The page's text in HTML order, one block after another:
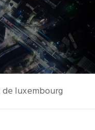
luxembourg